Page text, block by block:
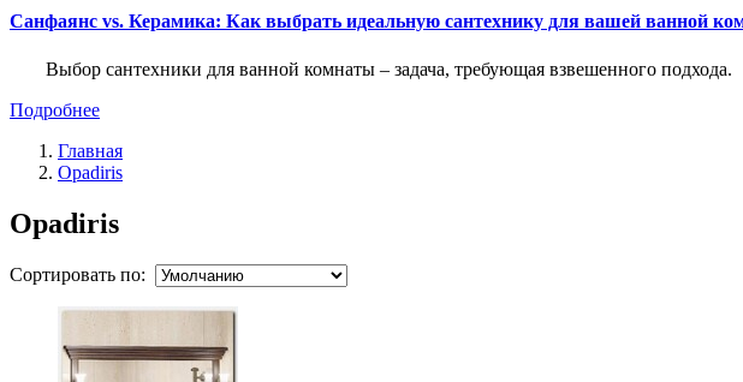
Санфаянс vs. Керамика: Как выбрать идеальную сантехнику для вашей ванной
Выбор сантехники для ванной комнаты – задача, требующая взвешенного подхода.
Подробнее
Главная
Opadiris
Opadiris
Сортировать по: